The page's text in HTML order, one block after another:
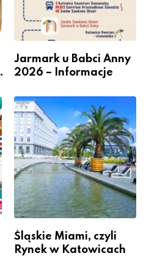
Jarmark u Babci Anny
2026 – Informacje
Śląskie Miami, czyli
Rynek w Katowicach